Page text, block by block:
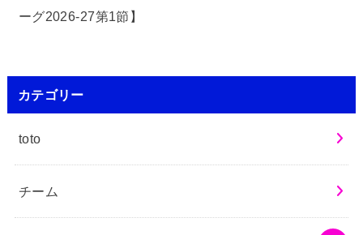
ーグ2026-27第1節】
カテゴリー
toto
チーム